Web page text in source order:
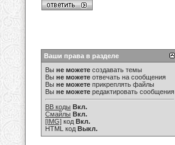
Ваши права в разделе
Вы не можете создавать темы
Вы не можете отвечать на сообщения
Вы не можете прикреплять файлы
Вы не можете редактировать сообщения
BB коды Вкл.
Смайлы Вкл.
[IMG] код Вкл.
HTML код Выкл.